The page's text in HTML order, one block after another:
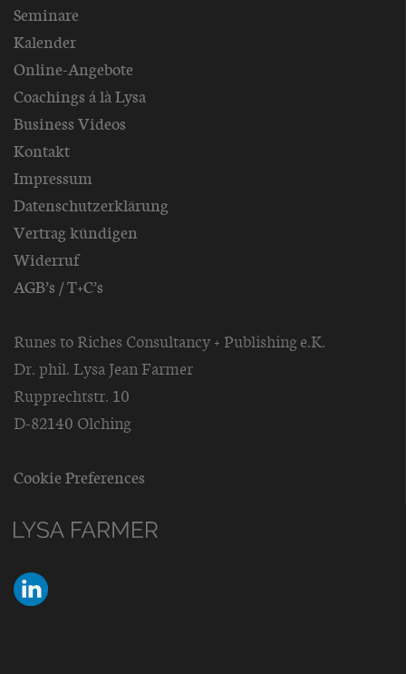
Seminare
Kalender
Online-Angebote
Coachings á là Lysa
Business Videos
Kontakt
Impressum
Datenschutzerklärung
Vertrag kündigen
Widerruf
AGB’s / T+C’s
Runes to Riches Consultancy + Publishing e.K.
Dr. phil. Lysa Jean Farmer
Rupprechtstr. 10
D-82140 Olching
Cookie Preferences